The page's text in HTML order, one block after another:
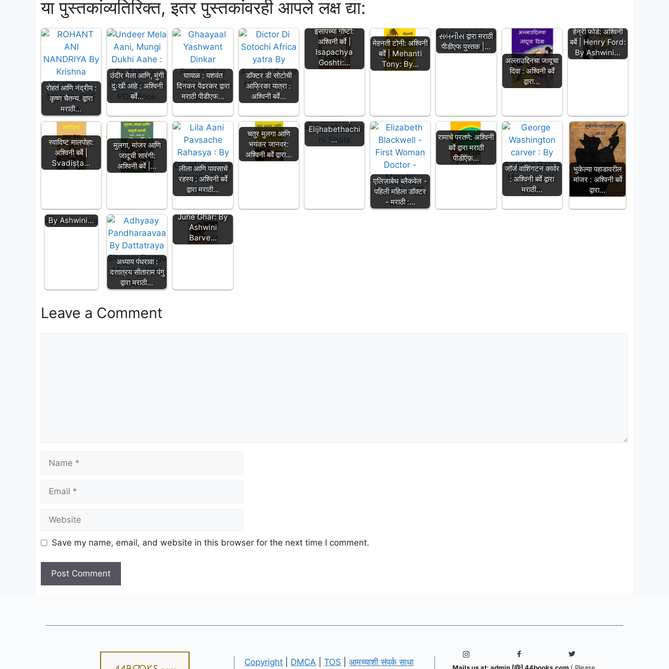
या पुस्तकांव्यतिरिक्त, इतर पुस्तकांवरही आपले लक्ष द्या:
रोहतं आणि नंद्रीय :
कृष्ण चैतन्य. द्वारा
मराठी…
उंदीर मेला आणि, मुंगी
दुःखी आहे : अश्विनी
बर्वे…
घायाळ : यशवंत
दिनकर पेंढरकर द्वारा
मराठी पीडीएफ…
डॉक्टर डी सोटोची
आफ्रिका यात्रा :
अश्विनी बर्वे…
इसापच्या गोष्टी:
अश्विनी बर्वे |
Isapachya
Goshti:…
मेहनती टोनी: अश्विनी
बर्वे | Mehanti
Tony: By…
उर्मि : મનીષા
સબનીસ द्वारा मराठी
पीडीएफ पुस्तक |…
अल्लाउद्दिनचा जादूचा
दिवा : अश्विनी बर्वे
द्वारा…
हेन्री फोर्ड: अश्विनी
बर्बे | Henry Ford:
By Ashwini…
स्वादिष्ट मालपोहा:
अश्विनी बर्बे |
Svadiṣṭa…
मुलगा, मांजर आणि
जादूची सारंगी:
अश्विनी बर्वे |…
लीला आणि पावसाचे
रहस्य : अश्विनी बर्वे
द्वारा मराठी…
चतुर मुलगा आणि
भयंकर जानवर:
अश्विनी बर्वे द्वारा…
अश्विनी बर्वे |
Elijhabethachi
…
एलिज़ाबेथ ब्लैकवेल -
पहिली महिला डॉक्टर
- मराठी :…
रामाचे परतणे: अश्विनी
बर्वे द्वारा मराठी
पीडीऍफ़…
जॉर्ज वाशिंगटन कार्वर
: अश्विनी बर्वे द्वारा
मराठी…
भुकेल्या पहाडावरील
मांजर : अश्विनी बर्वे
द्वारा…
Batatewala:
By Ashwini…
अध्याय पंधरावा :
दत्तात्रय सीताराम पंगु
द्वारा मराठी…
जुने घर: अश्विनी बर्वे |
June Ghar: By
Ashwini
Barve…
Leave a Comment
Name
Email
Website
Save my name, email, and website in this browser for the next time I comment.
Copyright DMCA |TOS |आमच्याशी संपर्क साधा